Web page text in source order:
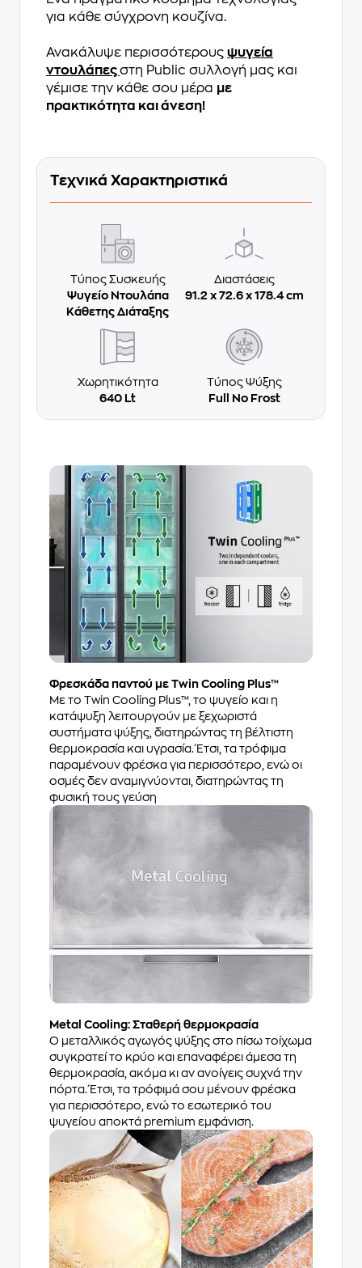
για κάθε σύγχρονη κουζίνα.
Ανακάλυψε περισσότερους ψυγεία
ντουλάπεςστη Public συλλογή μας και
γέμισε την κάθε σου μέρα με
πρακτικότητα και άνεση!
Τεχνικά Χαρακτηριστικά
Τύπος Συσκευής
Ψυγείο Ντουλάπα
Κάθετης Διάταξης
Διαστάσεις
91.2 x 72.6 x 178.4 cm
Χωρητικότητα
640 Lt
Τύπος Ψύξης
Full No Frost
Φρεσκάδα παντού με Twin Cooling Plus™
Με το Twin Cooling Plus™, το ψυγείο και η
κατάψυξη λειτουργούν με ξεχωριστά
συστήματα ψύξης, διατηρώντας τη βέλτιστη
θερμοκρασία και υγρασία. Έτσι, τα τρόφιμα
παραμένουν φρέσκα για περισσότερο, ενώ οι
οσμές δεν αναμιγνύονται, διατηρώντας τη
φυσική τους γεύση
Metal Cooling: Σταθερή θερμοκρασία
Ο μεταλλικός αγωγός ψύξης στο πίσω τοίχωμα
συγκρατεί το κρύο και επαναφέρει άμεσα τη
θερμοκρασία, ακόμα κι αν ανοίγεις συχνά την
πόρτα. Έτσι, τα τρόφιμά σου μένουν φρέσκα
για περισσότερο, ενώ το εσωτερικό του
ψυγείου αποκτά premium εμφάνιση.